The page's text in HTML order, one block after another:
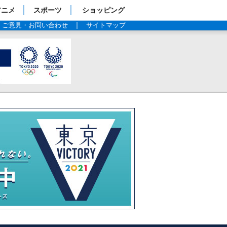
メ スポーツ ショッピング
ご意見・お問い合わせ サイトマップ